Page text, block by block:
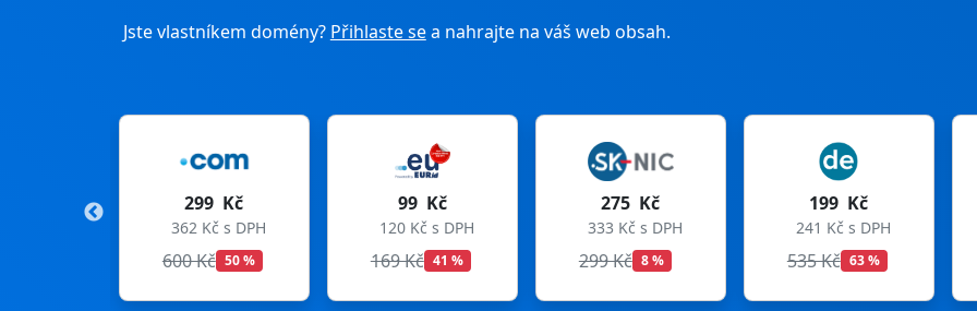
Jste vlastníkem domény? Přihlaste sea nahrajte na váš web obsah.
299 Kč
362 Kč s DPH 120 Kč s DPH
169 Kč
333 Kč s DPH
299 Kč
241 Kč s DPH
535 Kč
241 Kč s DPH
699 Kč